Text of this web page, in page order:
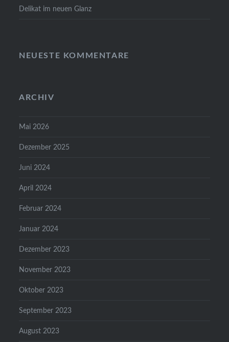
Delikat im neuen Glanz
NEUESTE KOMMENTARE
ARCHIV
Mai 2026
Dezember 2025
Juni 2024
April 2024
Februar 2024
Januar 2024
Dezember 2023
November 2023
Oktober 2023
September 2023
August 2023